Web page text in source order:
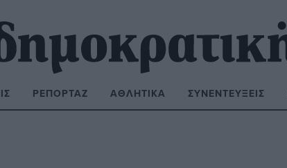
ΡΕΠΟΡΤΆΖ ΑΘΛΗΤΙΚΆ ΣΥΝΕΝΤΕΎΞΕΙΣ